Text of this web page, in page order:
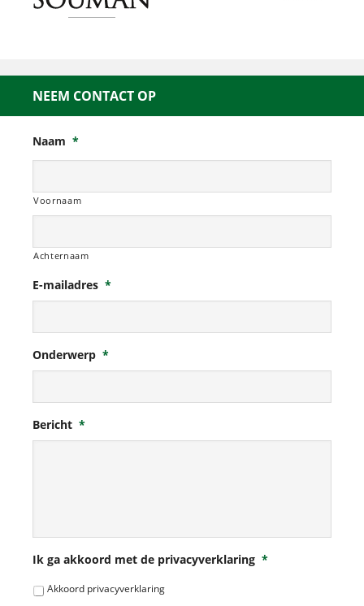
NEEM CONTACT OP
Naam *
Voornaam
Achternaam
E-mailadres *
Onderwerp *
Bericht *
Ik ga akkoord met de privacyverklaring *
Akkoord privacyverklaring